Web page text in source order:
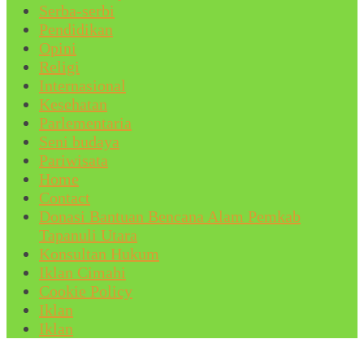
Serba-serbi
Pendidikan
Opini
Religi
Internasional
Kesehatan
Parlementaria
Seni budaya
Pariwisata
Home
Contact
Donasi Bantuan Bencana Alam Pemkab
Tapanuli Utara
Konsultan Hukum
Iklan Cimahi
Cookie Policy
Iklan
Iklan